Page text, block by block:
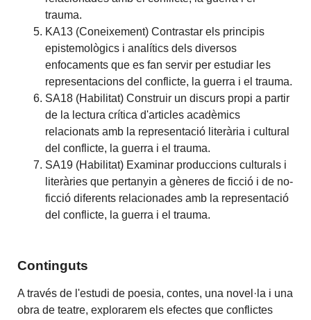
trauma.
KA13 (Coneixement) Contrastar els principis
epistemològics i analítics dels diversos
enfocaments que es fan servir per estudiar les
representacions del conflicte, la guerra i el trauma.
SA18 (Habilitat) Construir un discurs propi a partir
de la lectura crítica d'articles acadèmics
relacionats amb la representació literària i cultural
del conflicte, la guerra i el trauma.
SA19 (Habilitat) Examinar produccions culturals i
literàries que pertanyin a gèneres de ficció i de no-
ficció diferents relacionades amb la representació
del conflicte, la guerra i el trauma.
Continguts
A través de l'estudi de poesia, contes, una novel·la i una
obra de teatre, explorarem els efectes que conflictes